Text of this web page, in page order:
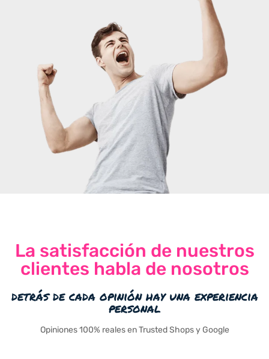
La satisfacción de nuestros
clientes habla de nosotros
detrás de cada opinión hay una experiencia
personal
Opiniones 100% reales en Trusted Shops y Google